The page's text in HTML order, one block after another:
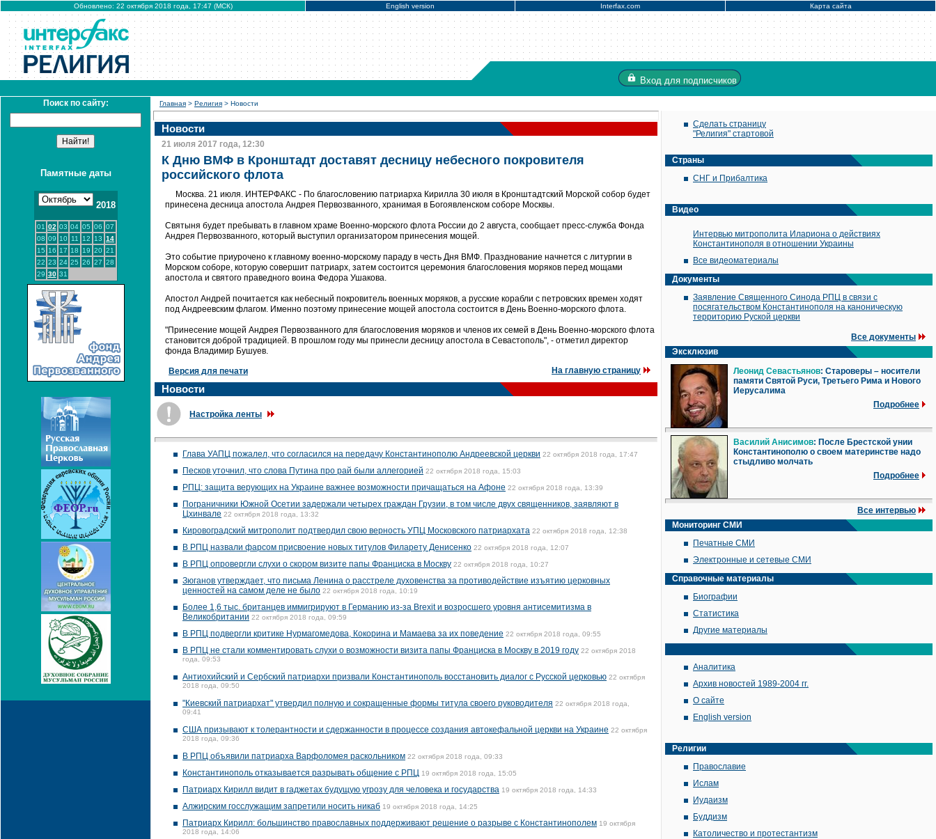
Обновлено: 22 октября 2018 года, 17:47 (МСК) English version Interfax.com Карта сайта
Вход для подписчиков
Поиск по сайту:
Памятные даты
2018
01 02 03 04 05 06 07
08 09 10 11 12 13 14
15 16 17 18 19 20 21
22 23 24 25 26 27 28
29 30 31
Главная > Религия > Новости
Новости
21 июля 2017 года, 12:30
К Дню ВМФ в Кронштадт доставят десницу небесного покровителя
российского флота
Москва. 21 июля. ИНТЕРФАКС - По благословению патриарха Кирилла 30 июля в Кронштадтский Морской собор будет
принесена десница апостола Андрея Первозванного, хранимая в Богоявленском соборе Москвы.
Святыня будет пребывать в главном храме Военно-морского флота России до 2 августа, сообщает пресс-служба Фонда
Андрея Первозванного, который выступил организатором принесения мощей.
Это событие приурочено к главному военно-морскому параду в честь Дня ВМФ. Празднование начнется с литургии в
Морском соборе, которую совершит патриарх, затем состоится церемония благословения моряков перед мощами
апостола и святого праведного воина Федора Ушакова.
Апостол Андрей почитается как небесный покровитель военных моряков, а русские корабли с петровских времен ходят
под Андреевским флагом. Именно поэтому принесение мощей апостола состоится в День Военно-морского флота.
"Принесение мощей Андрея Первозванного для благословения моряков и членов их семей в День Военно-морского флота
становится доброй традицией. В прошлом году мы принесли десницу апостола в Севастополь", - отметил директор
фонда Владимир Бушуев.
Версия для печати На главную страницу
Новости
Настройка ленты
Глава УАПЦ пожалел, что согласился на передачу Константинополю Андреевской церкви 22 октября 2018 года, 17:47
Песков уточнил, что слова Путина про рай были аллегорией 22 октября 2018 года, 15:03
РПЦ: защита верующих на Украине важнее возможности причащаться на Афоне 22 октября 2018 года, 13:39
Пограничники Южной Осетии задержали четырех граждан Грузии, в том числе двух священников, заявляют в
Цхинвале 22 октября 2018 года, 13:32
Кировоградский митрополит подтвердил свою верность УПЦ Московского патриархата 22 октября 2018 года, 12:38
В РПЦ назвали фарсом присвоение новых титулов Филарету Денисенко 22 октября 2018 года, 12:07
В РПЦ опровергли слухи о скором визите папы Франциска в Москву 22 октября 2018 года, 10:27
Зюганов утверждает, что письма Ленина о расстреле духовенства за противодействие изъятию церковных
ценностей на самом деле не было 22 октября 2018 года, 10:19
Более 1,6 тыс. британцев иммигрируют в Германию из-за Brexit и возросшего уровня антисемитизма в
Великобритании 22 октября 2018 года, 09:59
В РПЦ подвергли критике Нурмагомедова, Кокорина и Мамаева за их поведение 22 октября 2018 года, 09:55
В РПЦ не стали комментировать слухи о возможности визита папы Франциска в Москву в 2019 году 22 октября 2018
года, 09:53
Антиохийский и Сербский патриархи призвали Константинополь восстановить диалог с Русской церковью 22 октября
2018 года, 09:50
"Киевский патриархат" утвердил полную и сокращенные формы титула своего руководителя 22 октября 2018 года,
09:41
США призывают к толерантности и сдержанности в процессе создания автокефальной церкви на Украине 22 октября
2018 года, 09:36
В РПЦ объявили патриарха Варфоломея раскольником 22 октября 2018 года, 09:33
Константинополь отказывается разрывать общение с РПЦ 19 октября 2018 года, 15:05
Патриарх Кирилл видит в гаджетах будущую угрозу для человека и государства 19 октября 2018 года, 14:33
Алжирским госслужащим запретили носить никаб 19 октября 2018 года, 14:25
Патриарх Кирилл: большинство православных поддерживают решение о разрыве с Константинополем 19 октября
2018 года, 14:06
Сделать страницу
"Религия" стартовой
Страны
СНГ и Прибалтика
Видео
Интервью митрополита Илариона о действиях
Константинополя в отношении Украины
Все видеоматериалы
Документы
Заявление Священного Синода РПЦ в связи с
посягательством Константинополя на каноническую
территорию Руской церкви
Все документы
Эксклюзив
Леонид Севастьянов: Староверы – носители
памяти Святой Руси, Третьего Рима и Нового
Иерусалима
Подробнее
Василий Анисимов: После Брестской унии
Константинополю о своем материнстве надо
стыдливо молчать
Подробнее
Все интервью
Мониторинг СМИ
Печатные СМИ
Электронные и сетевые СМИ
Справочные материалы
Биографии
Статистика
Другие материалы
Аналитика
Архив новостей 1989-2004 гг.
О сайте
English version
Религии
Православие
Ислам
Иудаизм
Буддизм
Католичество и протестантизм